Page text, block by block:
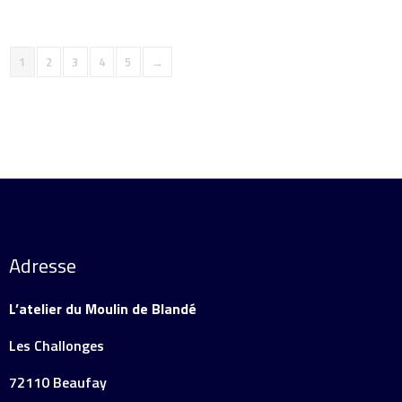
1 2 3 4 5 →
Adresse
L’atelier du Moulin de Blandé
Les Challonges
72110 Beaufay